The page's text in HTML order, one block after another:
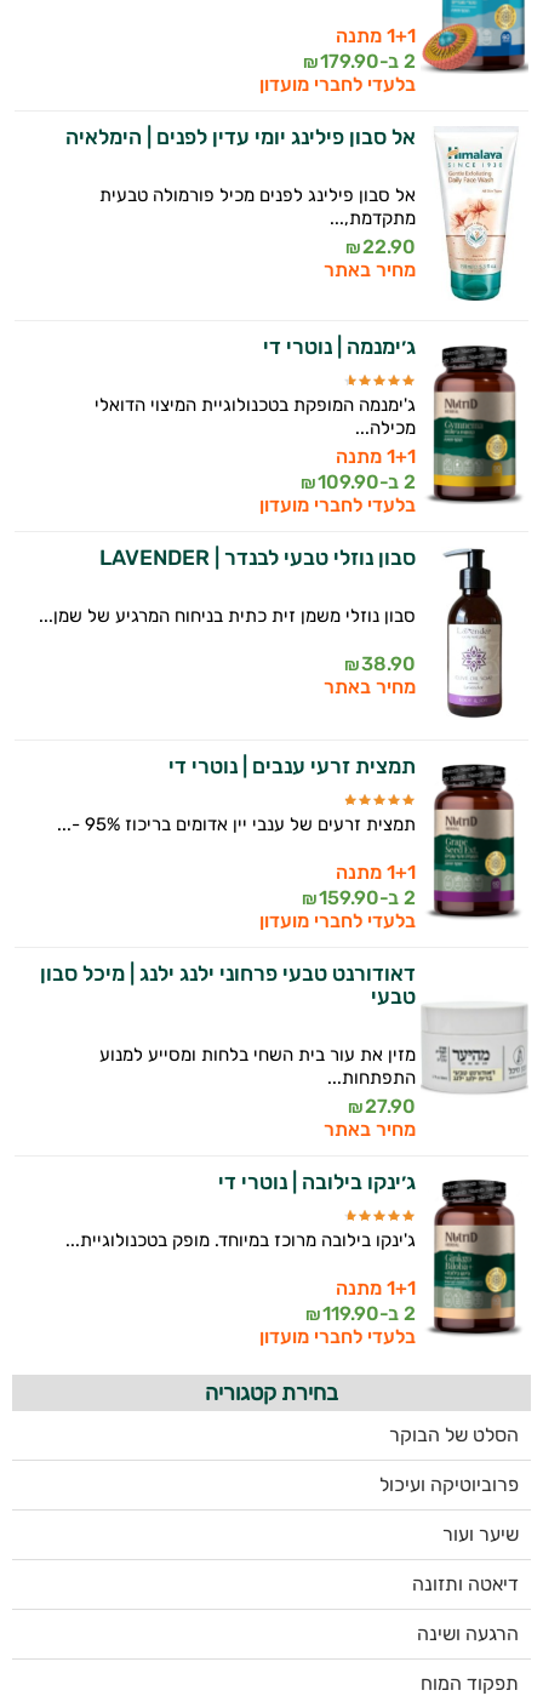
1+1 מתנה
2 ב-
179.90
₪
בלעדי לחברי מועדון
אל סבון פילינג יומי עדין לפנים | הימלאיה
אל סבון פילינג לפנים מכיל פורמולה טבעית
מתקדמת,...
22.90
₪
מחיר באתר
ג׳ימנמה | נוטרי די
ג'ימנמה המופקת בטכנולוגיית המיצוי הדואלי
מכילה...
1+1 מתנה
2 ב-
109.90
₪
בלעדי לחברי מועדון
סבון נוזלי טבעי לבנדר | LAVENDER
סבון נוזלי משמן זית כתית בניחוח המרגיע של שמן...
38.90
₪
מחיר באתר
תמצית זרעי ענבים | נוטרי די
תמצית זרעים של ענבי יין אדומים בריכוז 95% -...
1+1 מתנה
2 ב-
159.90
₪
בלעדי לחברי מועדון
דאודורנט טבעי פרחוני ילנג ילנג | מיכל סבון
טבעי
מזין את עור בית השחי בלחות ומסייע למנוע
התפתחות...
27.90
₪
מחיר באתר
ג׳ינקו בילובה | נוטרי די
ג'ינקו בילובה מרוכז במיוחד. מופק בטכנולוגיית...
1+1 מתנה
2 ב-
119.90
₪
בלעדי לחברי מועדון
בחירת קטגוריה
הסלט של הבוקר
פרוביוטיקה ועיכול
שיער ועור
דיאטה ותזונה
הרגעה ושינה
תפקוד המוח